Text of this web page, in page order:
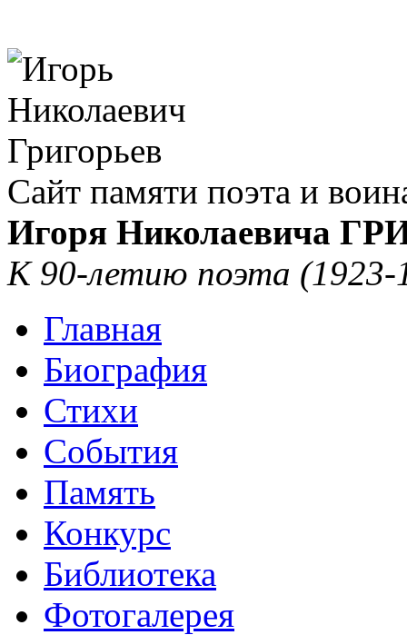
Сайт памяти поэта и
Игоря Николаевича
К 90-летию поэта (1923-
Главная
Биография
Стихи
События
Память
Конкурс
Библиотека
Фотогалерея